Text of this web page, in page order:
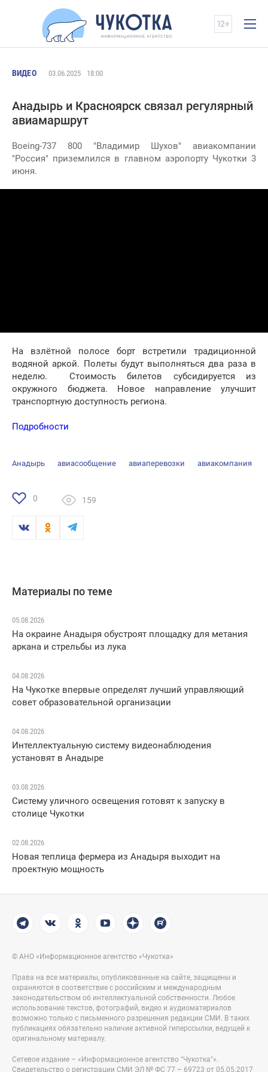
ВИДЕО 03.06.2025 18:00
Анадырь и Красноярск связал регулярный
авиамаршрут
Boeing-737 800 "Владимир Шухов" авиакомпании
"Россия" приземлился в главном аэропорту Чукотки 3
июня.
На взлётной полосе борт встретили традиционной
водяной аркой. Полеты будут выполняться два раза в
неделю. Стоимость билетов субсидируется из
окружного бюджета. Новое направление улучшит
транспортную доступность региона.
Подробности
Анадырь авиасообщение авиаперевозки авиакомпания
0 159
Материалы по теме
05.08.2026
На окраине Анадыря обустроят площадку для метания
аркана и стрельбы из лука
04.08.2026
На Чукотке впервые определят лучший управляющий
совет образовательной организации
04.08.2026
Интеллектуальную систему видеонаблюдения
установят в Анадыре
03.08.2026
Систему уличного освещения готовят к запуску в
столице Чукотки
02.08.2026
Новая теплица фермера из Анадыря выходит на
проектную мощность
© АНО «Информационное агентство «Чукотка»
Права на все материалы, опубликованные на сайте, защищены и
охраняются в соответствие с российским и международным
законодательством об интеллектуальной собственности. Любое
использование текстов, фотографий, видео и аудиоматериалов
возможно только с письменного разрешения редакции СМИ. В таких
публикациях обязательно наличие активной гиперссылки, ведущей к
оригинальному материалу.
Сетевое издание – «Информационное агентство "Чукотка"».
Свидетельство о регистрации СМИ ЭЛ № ФС 77 – 69723 от 05.05.2017